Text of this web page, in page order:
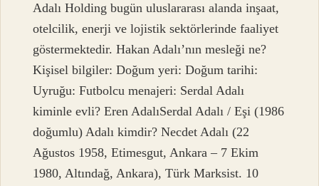
Adalı Holding bugün uluslararası alanda inşaat,
otelcilik, enerji ve lojistik sektörlerinde faaliyet
göstermektedir. Hakan Adalı’nın mesleği ne?
Kişisel bilgiler: Doğum yeri: Doğum tarihi:
Uyruğu: Futbolcu menajeri: Serdal Adalı
kiminle evli? Eren AdalıSerdal Adalı / Eşi (1986
doğumlu) Adalı kimdir? Necdet Adalı (22
Ağustos 1958, Etimesgut, Ankara – 7 Ekim
1980, Altındağ, Ankara), Türk Marksist. 10